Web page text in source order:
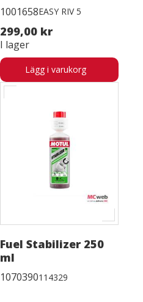
1001658EASY RIV 5
299,00 kr
I lager
Lägg i varukorg
Fuel Stabilizer 250
ml
1070390114329